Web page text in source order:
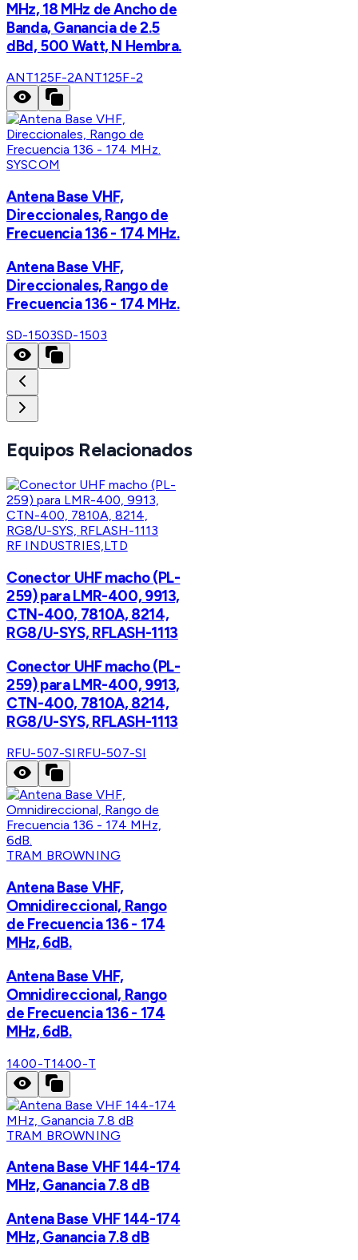
MHz, 18 MHz de Ancho de
Banda, Ganancia de 2.5
dBd, 500 Watt, N Hembra.
ANT125F-2ANT125F-2
SYSCOM
Antena Base VHF,
Direccionales, Rango de
Frecuencia 136 - 174 MHz.
Antena Base VHF,
Direccionales, Rango de
Frecuencia 136 - 174 MHz.
SD-1503SD-1503
Equipos Relacionados
RF INDUSTRIES,LTD
Conector UHF macho (PL-
259) para LMR-400, 9913,
CTN-400, 7810A, 8214,
RG8/U-SYS, RFLASH-1113
Conector UHF macho (PL-
259) para LMR-400, 9913,
CTN-400, 7810A, 8214,
RG8/U-SYS, RFLASH-1113
RFU-507-SI RFU-507-SI
TRAM BROWNING
Antena Base VHF,
Omnidireccional, Rango
de Frecuencia 136 - 174
MHz, 6dB.
Antena Base VHF,
Omnidireccional, Rango
de Frecuencia 136 - 174
MHz, 6dB.
1400-T1400-T
TRAM BROWNING
Antena Base VHF 144-174
MHz, Ganancia 7.8 dB
Antena Base VHF 144-174
MHz, Ganancia 7.8 dB